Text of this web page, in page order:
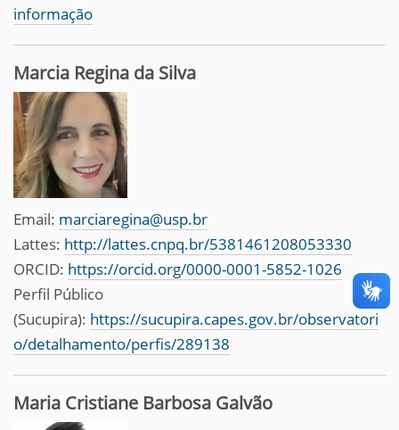
informação
Marcia Regina da Silva
Email: marciaregina@usp.br
Lattes: http://lattes.cnpq.br/5381461208053330
ORCID: https://orcid.org/0000-0001-5852-1026
Perfil Público
(Sucupira): https://sucupira.capes.gov.br/observatori
o/detalhamento/perfis/289138
Maria Cristiane Barbosa Galvão